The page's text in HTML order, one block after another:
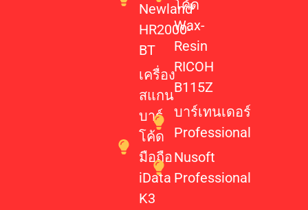
Newland
HR2000-
BT
เครื่อง
สแกน
บาร์
โค้ด
มือถือ
iData
K3
โค้ด
Wax-
Resin
RICOH
B115Z
บาร์เทนเดอร์
Professional
Nusoft
Professional